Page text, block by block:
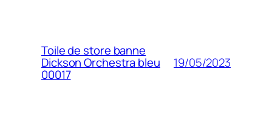
Toile de store banne
Dickson Orchestra bleu
00017
19/05/2023